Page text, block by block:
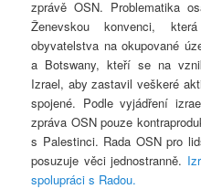
zprávě OSN. Problematika
Ženevskou konvenci,
obyvatelstva na okupované
a Botswany, kteří se na
Izrael, aby zastavil veškeré
spojené. Podle vyjádření
zpráva OSN pouze
s Palestinci. Rada OSN pro
posuzuje věci jednostranně.
spolupráci s Radou.